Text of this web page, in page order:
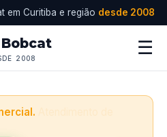
em Curitiba e região desde 2008
2008 ☰